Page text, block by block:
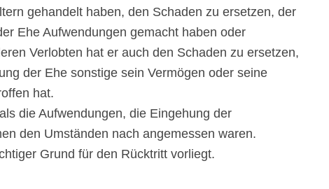
gehandelt haben, den Schaden zu ersetzen, der
Ehe Aufwendungen gemacht haben oder
Verlobten hat er auch den Schaden zu ersetzen,
der Ehe sonstige sein Vermögen oder seine
hat.
die Aufwendungen, die Eingehung der
den Umständen nach angemessen waren.
Grund für den Rücktritt vorliegt.